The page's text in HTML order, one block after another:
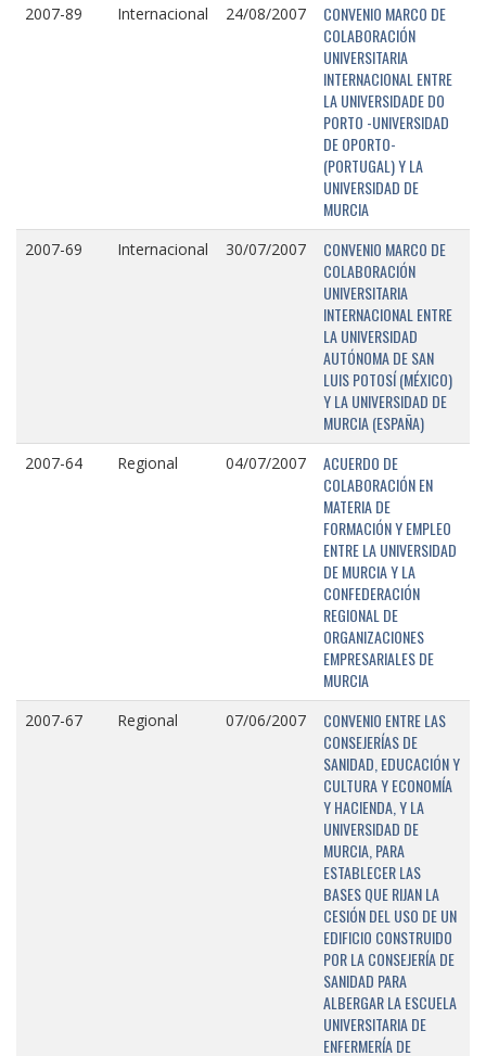
2007-89 Internacional 24/08/2007
CONVENIO MARCO DE
COLABORACIÓN
UNIVERSITARIA
INTERNACIONAL ENTRE
LA UNIVERSIDADE DO
PORTO -UNIVERSIDAD
DE OPORTO-
(PORTUGAL) Y LA
UNIVERSIDAD DE
MURCIA
2007-69 Internacional 30/07/2007
CONVENIO MARCO DE
COLABORACIÓN
UNIVERSITARIA
INTERNACIONAL ENTRE
LA UNIVERSIDAD
AUTÓNOMA DE SAN
LUIS POTOSÍ (MÉXICO)
Y LA UNIVERSIDAD DE
MURCIA (ESPAÑA)
2007-64 Regional 04/07/2007
ACUERDO DE
COLABORACIÓN EN
MATERIA DE
FORMACIÓN Y EMPLEO
ENTRE LA UNIVERSIDAD
DE MURCIA Y LA
CONFEDERACIÓN
REGIONAL DE
ORGANIZACIONES
EMPRESARIALES DE
MURCIA
2007-67 Regional 07/06/2007
CONVENIO ENTRE LAS
CONSEJERÍAS DE
SANIDAD, EDUCACIÓN Y
CULTURA Y ECONOMÍA
Y HACIENDA, Y LA
UNIVERSIDAD DE
MURCIA, PARA
ESTABLECER LAS
BASES QUE RIJAN LA
CESIÓN DEL USO DE UN
EDIFICIO CONSTRUIDO
POR LA CONSEJERÍA DE
SANIDAD PARA
ALBERGAR LA ESCUELA
UNIVERSITARIA DE
ENFERMERÍA DE